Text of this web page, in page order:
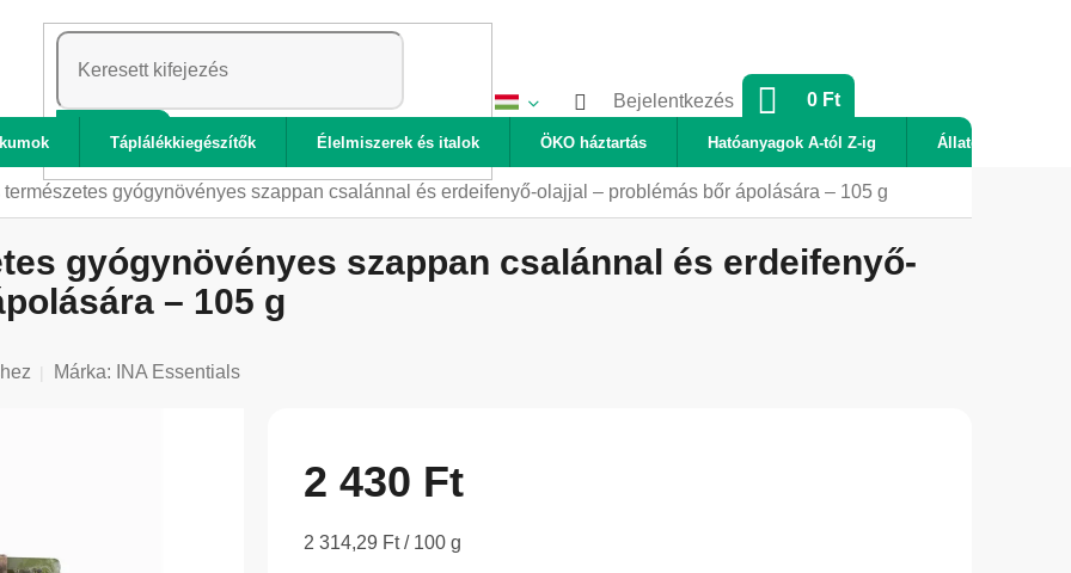
KERESÉS
Bejelentkezés KOSÁR
0 Ft
Táplálékkiegészítők Élelmiszerek és italok ÖKO háztartás Hatóanyagok A-tól Z-ig Állatok
természetes gyógynövényes szappan csalánnal és erdeifenyő-olajjal – problémás bőr ápolására – 105 g
gyógynövényes szappan csalánnal és erdeifenyő-
– 105 g
Márka: INA Essentials
2 430 Ft
Egységár:
2 314,29 Ft / 100 g